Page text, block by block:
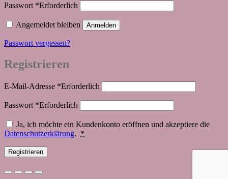
Passwort *Erforderlich
Angemeldet bleiben Anmelden
Passwort vergessen?
Registrieren
E-Mail-Adresse *Erforderlich
Passwort *Erforderlich
Ja, ich möchte ein Kundenkonto eröffnen und akzeptiere die
Datenschutzerklärung. *
Registrieren